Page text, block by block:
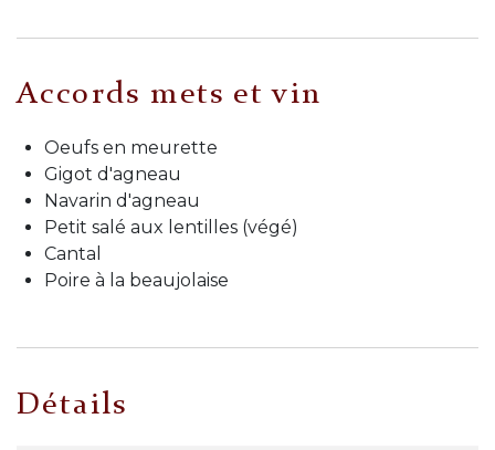
Accords mets et vin
Oeufs en meurette
Gigot d'agneau
Navarin d'agneau
Petit salé aux lentilles (végé)
Cantal
Poire à la beaujolaise
Détails